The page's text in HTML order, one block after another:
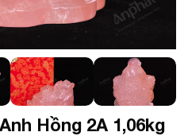
Hồng 2A 1,06kg